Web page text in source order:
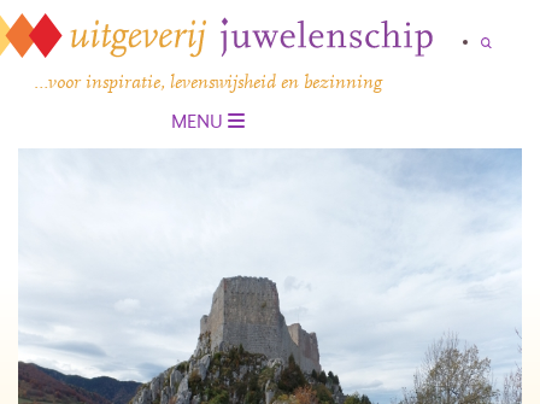
…voor inspiratie, levenswijsheid en bezinning
MENU